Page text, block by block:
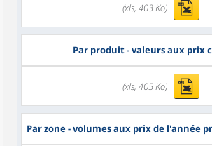
(xls, 403 Ko)
Par produit - valeurs aux prix
(xls, 405 Ko)
Par zone - volumes aux prix de l'année